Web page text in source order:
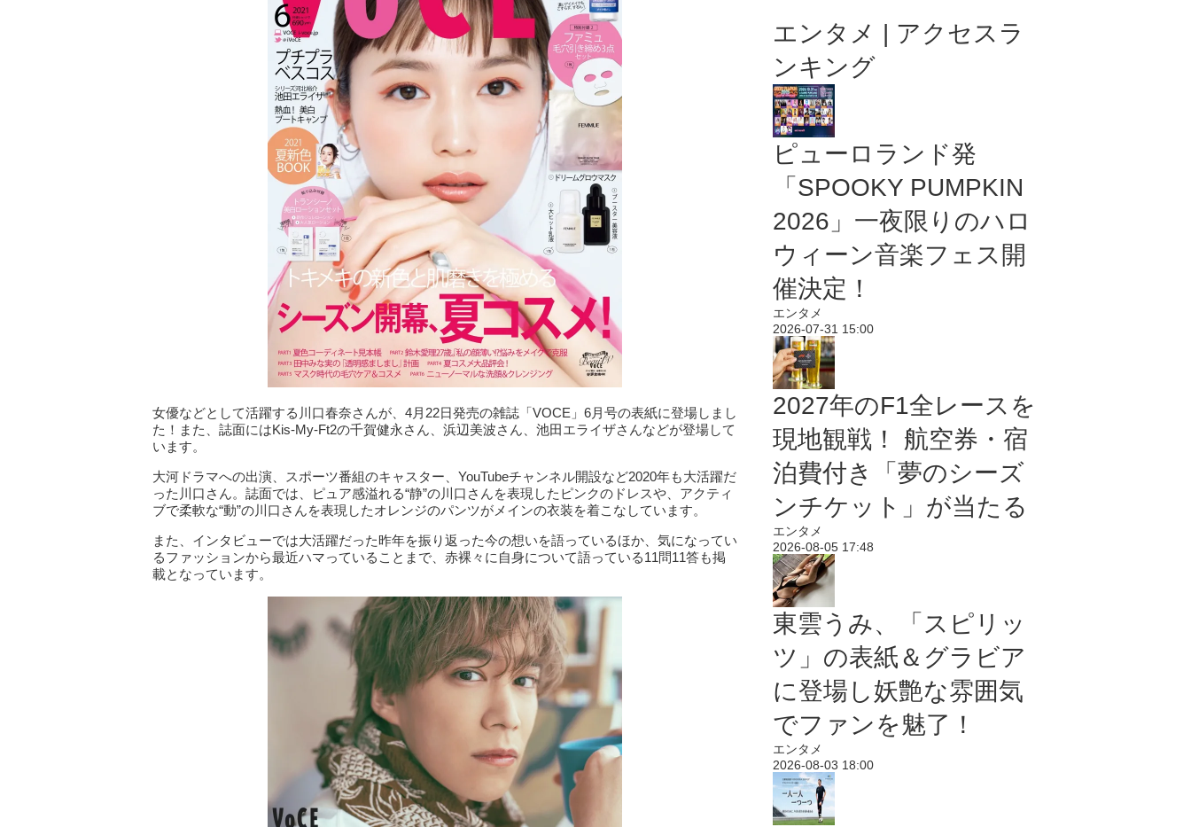
女優などとして活躍する川口春奈さんが、4月22日発売の雑誌「VOCE」6月号の表紙に登場しまし
た！また、誌面にはKis-My-Ft2の千賀健永さん、浜辺美波さん、池田エライザさんなどが登場して
います。
大河ドラマへの出演、スポーツ番組のキャスター、YouTubeチャンネル開設など2020年も大活躍だ
った川口さん。誌面では、ピュア感溢れる“静”の川口さんを表現したピンクのドレスや、アクティ
ブで柔軟な“動”の川口さんを表現したオレンジのパンツがメインの衣装を着こなしています。
また、インタビューでは大活躍だった昨年を振り返った今の想いを語っているほか、気になってい
るファッションから最近ハマっていることまで、赤裸々に自身について語っている11問11答も掲
載となっています。
エンタメ | アクセスラ
ンキング
ピューロランド発
「SPOOKY PUMPKIN
2026」一夜限りのハロ
ウィーン音楽フェス開
催決定！
エンタメ
2026-07-31 15:00
2027年のF1全レースを
現地観戦！ 航空券・宿
泊費付き「夢のシーズ
ンチケット」が当たる
エンタメ
2026-08-05 17:48
東雲うみ、「スピリッ
ツ」の表紙＆グラビア
に登場し妖艶な雰囲気
でファンを魅了！
エンタメ
2026-08-03 18:00